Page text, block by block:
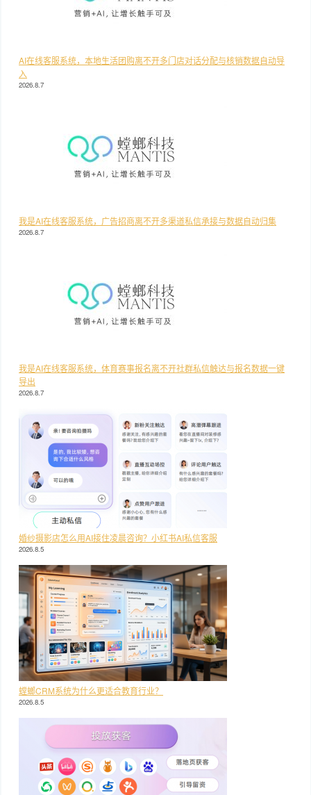
AI在线客服系统，本地生活团购离不开多门店对话分配与核销数据自动导
入
2026.8.7
我是AI在线客服系统，广告招商离不开多渠道私信承接与数据自动归集
2026.8.7
我是AI在线客服系统，体育赛事报名离不开社群私信触达与报名数据一键
导出
2026.8.7
婚纱摄影店怎么用AI接住凌晨咨询？小红书AI私信客服
2026.8.5
螳螂CRM系统为什么更适合教育行业？
2026.8.5